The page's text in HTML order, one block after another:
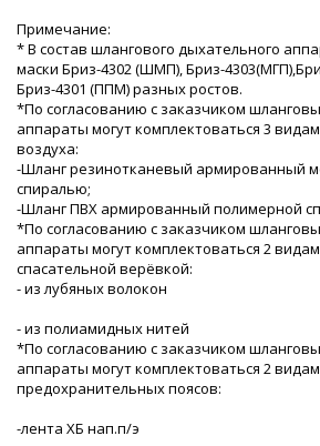
Примечание:
* В состав шлангового дыхательного
маски Бриз-4302 (ШМП), Бриз-
Бриз-4301 (ППМ) разных ростов.
*По согласованию с заказчиком
аппараты могут комплектоваться 3
воздуха:
-Шланг резинотканевый армированный
спиралью;
-Шланг ПВХ армированный полимерной
*По согласованию с заказчиком
аппараты могут комплектоваться 2
спасательной верёвкой:
- из лубяных волокон
- из полиамидных нитей
*По согласованию с заказчиком
аппараты могут комплектоваться 2
предохранительных поясов:
-лента ХБ нап.п/э